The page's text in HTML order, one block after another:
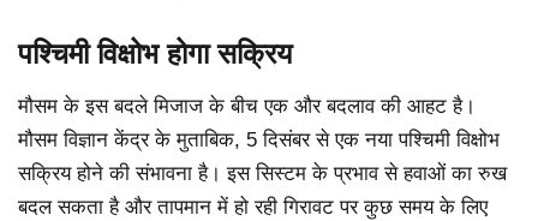
पश्चिमी विक्षोभ होगा सक्रिय
मौसम के इस बदले मिजाज के बीच एक और बदलाव की आहट है।
मौसम विज्ञान केंद्र के मुताबिक, 5 दिसंबर से एक नया पश्चिमी विक्षोभ
सक्रिय होने की संभावना है। इस सिस्टम के प्रभाव से हवाओं का रुख
बदल सकता है और तापमान में हो रही गिरावट पर कुछ समय के लिए